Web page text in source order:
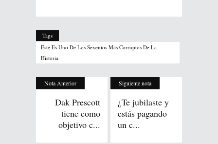
Tags
Este Es Uno De Los Sexenios Más Corruptos De La
Historia
Nota Anterior
Dak Prescott
tiene como
objetivo c...
Siguiente nota
¿Te jubilaste y
estás pagando
un c...